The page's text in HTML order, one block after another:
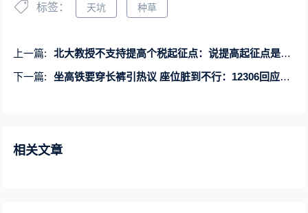
标签： 天坑 种草
上一篇:
北大教授不支持提高个税起征点：说提高起征点是“何不食肉糜”
下一篇:
坐高铁要穿长裤引热议 座位脏到不行：12306回应随时可更换 专家支招
相关文章